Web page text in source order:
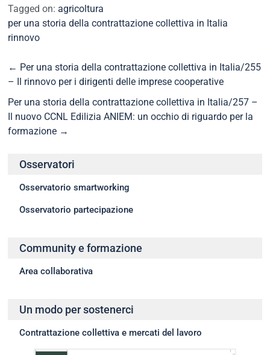
Tagged on:agricoltura
per una storia della contrattazione collettiva in Italia
rinnovo
← Per una storia della contrattazione collettiva in Italia/255
– Il rinnovo per i dirigenti delle imprese cooperative
Per una storia della contrattazione collettiva in Italia/257 –
Il nuovo CCNL Edilizia ANIEM: un occhio di riguardo per la
formazione →
Osservatori
Osservatorio smartworking
Osservatorio partecipazione
Community e formazione
Area collaborativa
Un modo per sostenerci
Contrattazione collettiva e mercati del lavoro